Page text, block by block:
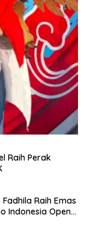
Raih Perak
Raih Emas
Indonesia Open